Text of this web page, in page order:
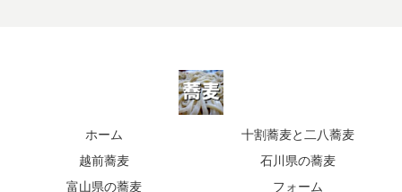
ホーム
十割蕎麦と二八蕎麦
越前蕎麦
石川県の蕎麦
富山県の蕎麦
フォーム